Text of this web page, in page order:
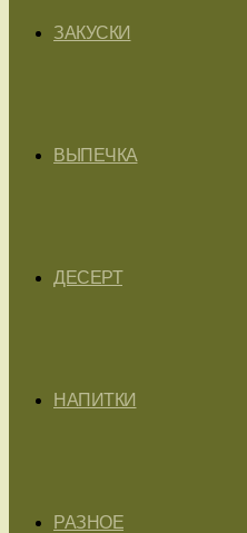
ЗАКУСКИ
ВЫПЕЧКА
ДЕСЕРТ
НАПИТКИ
РАЗНОЕ